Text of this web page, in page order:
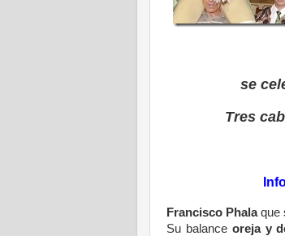
se
Tres
Francisco Phalaque
Su balanceoreja y